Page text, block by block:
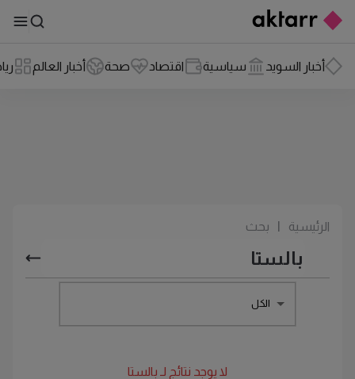
أخبار السويد سياسية اقتصاد صحة أخبار العالم
الرئيسية بحث
الكل
لا يوجد نتائج لـ بالستا